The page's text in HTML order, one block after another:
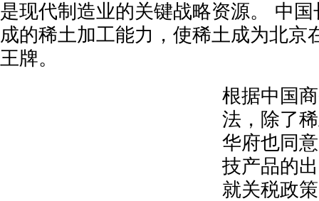
是现代制造业的关键战略资源。 中
成的稀土加工能力，使稀土成为北京
王牌。
根据中国
法，除了
华府也同
技产品的
就关税政